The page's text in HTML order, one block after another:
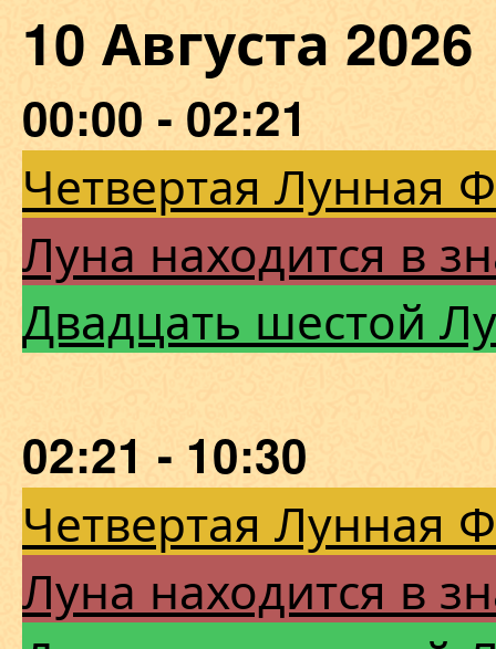
10 Августа
00:00 - 02:21
Четвертая Лунная
Луна находится в
Двадцать шестой
02:21 - 10:30
Четвертая Лунная
Луна находится в